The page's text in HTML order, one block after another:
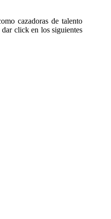
cazadoras de talento
click en los siguientes